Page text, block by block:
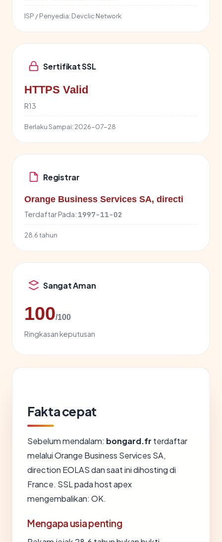
ISP / Penyedia: Devclic Network
Sertifikat SSL
HTTPS Valid
R13
Berlaku Sampai: 2026-07-28
Registrar
Orange Business Services SA, directi
Terdaftar Pada: 1997-11-02
28.6 tahun
Sangat Aman
100/100
Ringkasan keputusan
Fakta cepat
Sebelum mendalam: bongard.fr terdaftar
melalui Orange Business Services SA,
direction EOLAS dan saat ini dihosting di
France. SSL pada host apex
mengembalikan: OK.
Mengapa usia penting